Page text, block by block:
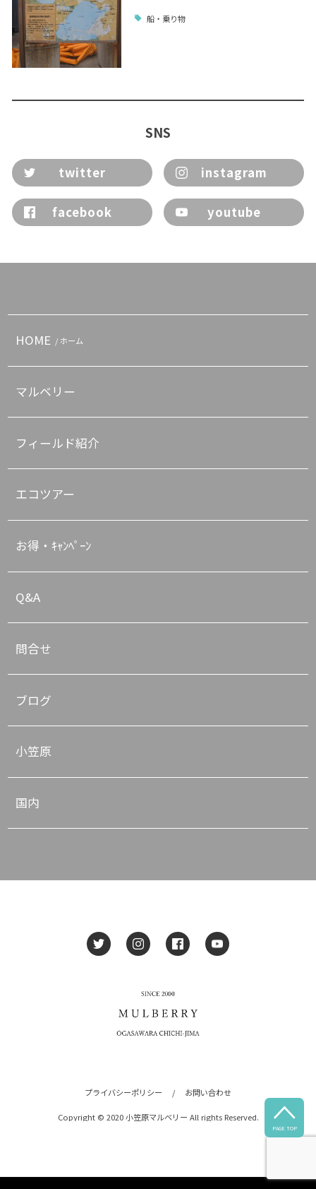
船・乗り物
SNS
twitter instagram
facebook youtube

PAGE TOP
HOME / ホーム
マルベリー
フィールド紹介
エコツアー
お得・ｷｬﾝﾍﾟｰﾝ
Q&A
問合せ
ブログ
小笠原
国内
プライバシーポリシー / お問い合わせ
Copyright © 2020 小笠原マルベリー All rights Reserved.